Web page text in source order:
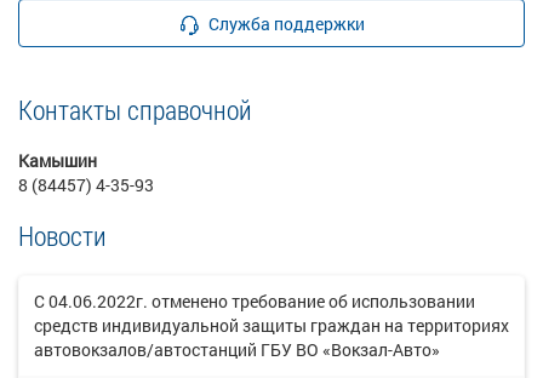
Служба поддержки
Контакты справочной
Камышин
8 (84457) 4-35-93
Новости
С 04.06.2022г. отменено требование об использовании
средств индивидуальной защиты граждан на территориях
автовокзалов/автостанций ГБУ ВО «Вокзал-Авто»